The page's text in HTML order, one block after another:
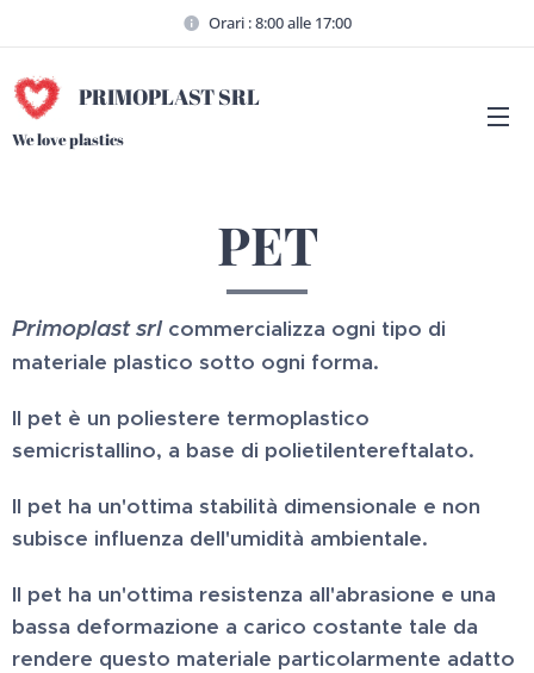
Orari : 8:00 alle 17:00
PRIMOPLAST SRL
We love plastics
PET
Primoplast srlcommercializza ogni tipo di
materiale plastico sotto ogni forma.
Il pet è un poliestere termoplastico
semicristallino, a base di polietilentereftalato.
Il pet ha un'ottima stabilità dimensionale e non
subisce influenza dell'umidità ambientale.
Il pet ha un'ottima resistenza all'abrasione e una
bassa deformazione a carico costante tale da
rendere questo materiale particolarmente adatto